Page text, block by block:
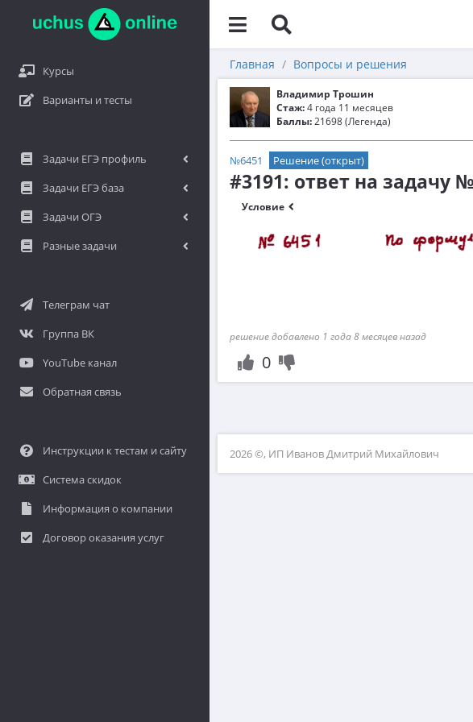
Курсы
Варианты и тесты
Задачи ЕГЭ профиль
Задачи ЕГЭ база
Задачи ОГЭ
Разные задачи
Телеграм чат
Группа ВК
YouTube канал
Обратная связь
Инструкции к тестам и сайту
Система скидок
Информация о компании
Договор оказания услуг
Главная Вопросы и решения
Владимир Трошин
Стаж:4 года 11 месяцев
Баллы:21698 (Легенда)
№6451 Решение (открыт)
#3191: ответ на задачу
Условие
решение добавлено 1 года 8 месяцев назад
0
2026 ©, ИП Иванов Дмитрий Михайлович